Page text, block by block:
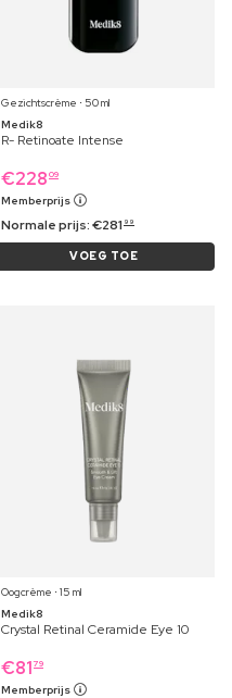
Gezichtscrème ⋅ 50 ml
Medik8
R- Retinoate Intense
€228 09
Memberprijs
Normale prijs:€281 99
VOEG TOE
Oogcrème ⋅ 15 ml
Medik8
Crystal Retinal Ceramide Eye 10
€81 79
Memberprijs